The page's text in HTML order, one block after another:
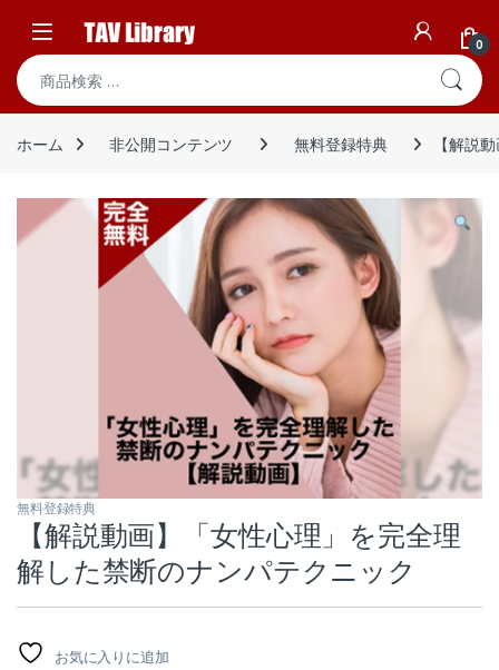
Open
0
検索対象:
ホーム 非公開コンテンツ 無料登録特典 【解説
無料登録特典
【解説動画】「女性心理」を完全理
解した禁断のナンパテクニック
お気に入りに追加